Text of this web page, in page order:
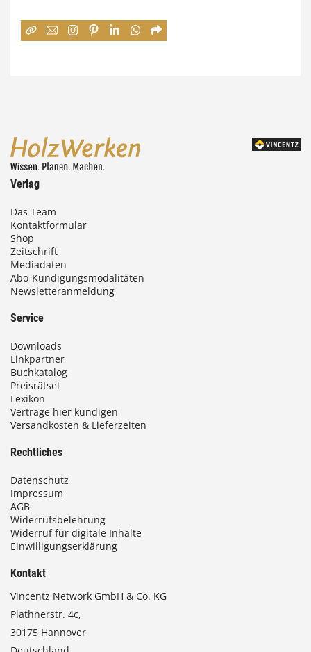
e
0
€
Verlag
Das Team
Kontaktformular
Shop
Zeitschrift
Mediadaten
Abo-Kündigungsmodalitäten
Newsletteranmeldung
Service
Downloads
Linkpartner
Buchkatalog
Preisrätsel
Lexikon
Verträge hier kündigen
Versandkosten & Lieferzeiten
Rechtliches
Datenschutz
Impressum
AGB
Widerrufsbelehrung
Widerruf für digitale Inhalte
Einwilligungserklärung
Kontakt
Vincentz Network GmbH & Co. KG
Plathnerstr. 4c,
30175 Hannover